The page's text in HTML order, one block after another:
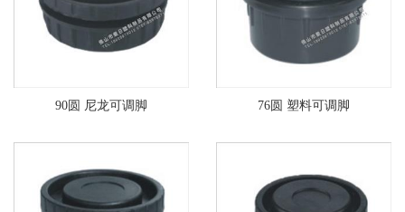
90圆 尼龙可调脚 76圆 塑料可调脚